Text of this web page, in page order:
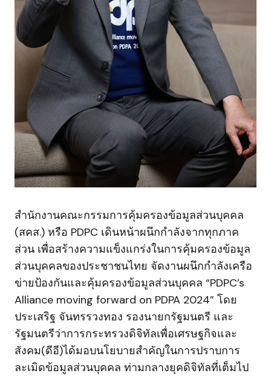
สำนักงานคณะกรรมการคุ้มครองข้อมูลส่วนบุคคล
(สคส.) หรือ PDPC เดินหน้าผนึกกำลังจากทุกภาค
ส่วน เพื่อสร้างความแข็งแกร่งในการคุ้มครองข้อมูล
ส่วนบุคคลของประชาชนไทย จัดงานผนึกกำลังเครือ
ข่ายป้องกันและคุ้มครองข้อมูลส่วนบุคคล “PDPC’s
Alliance moving forward on PDPA 2024” โดย
ประเสริฐ จันทรรวงทอง รองนายกรัฐมนตรี และ
รัฐมนตรีว่าการกระทรวงดิจิทัลเพื่อเศรษฐกิจและ
สังคม(ดีอี)ได้มอบนโยบายสำคัญในการปราบการ
ละเมิดข้อมูลส่วนบุคคล ท่ามกลางยุคดิจิทัลที่เต็มไป